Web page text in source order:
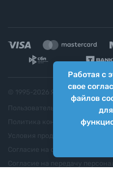
Работая с
свое
файлов
Яркий
Пользовательское соглашение
Политика
Согласие на обработку
Согласие на передачу